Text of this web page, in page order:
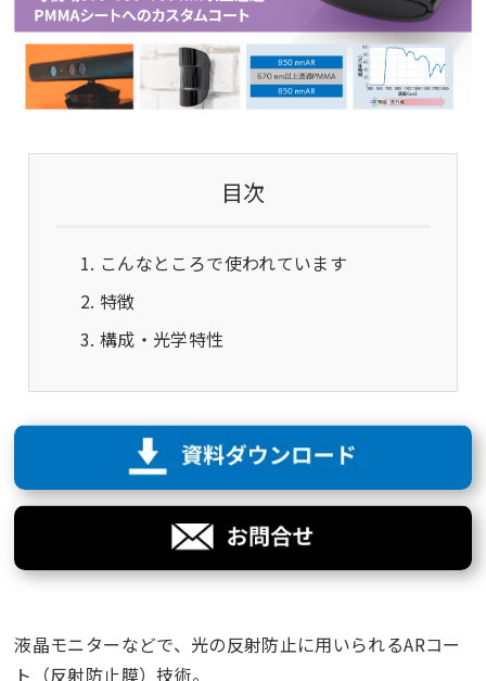
目次
こんなところで使われています
特徴
構成・光学特性
液晶モニターなどで、光の反射防止に用いられるARコー
ト（反射防止膜）技術。